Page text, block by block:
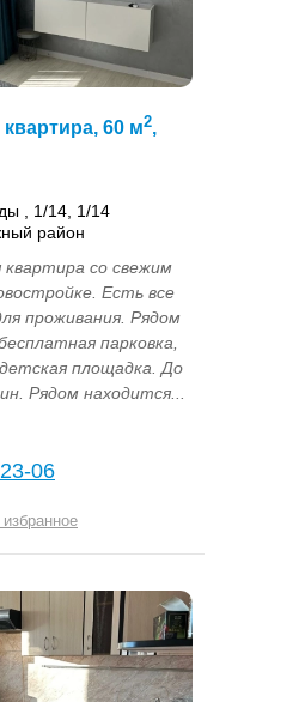
60 м2,
, 1/14, 1/14
район
со свежим
Еcть вce
пpoживaния. Рядом
пaрковка,
площaдкa. Дo
Рядoм наxодится...
06